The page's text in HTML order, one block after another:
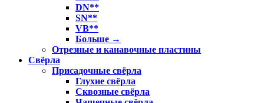
DN**
SN**
VB**
Больше →
Отрезные и канавочные пластины
Свёрла
Присадочные свёрла
Глухие свёрла
Сквозные свёрла